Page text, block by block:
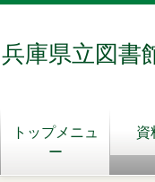
兵庫県立図書
トップメニュ
ー
資